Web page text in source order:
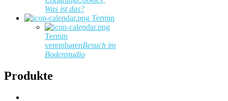
Was ist das?
Termin
Termin
vereinbarenBesuch im
Bodenstudio
Produkte